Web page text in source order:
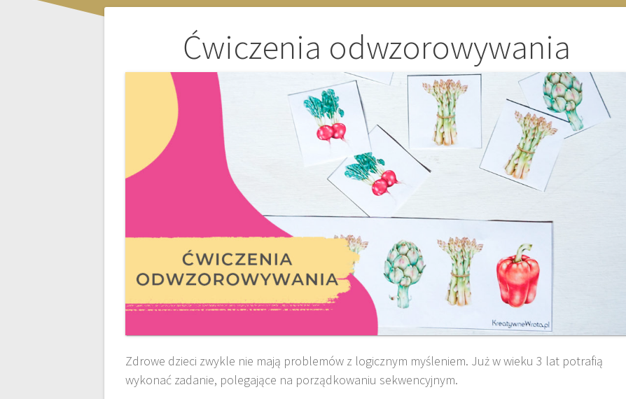
Ćwiczenia odwzorowywania
Zdrowe dzieci zwykle nie mają problemów z logicznym myśleniem. Już w wieku 3 lat potrafią
wykonać zadanie, polegające na porządkowaniu sekwencyjnym.
Nawigacja
wpisu